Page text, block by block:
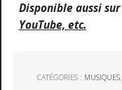
Disponible aussi sur
YouTube, etc.
CATÉGORIES : MUSIQUES,